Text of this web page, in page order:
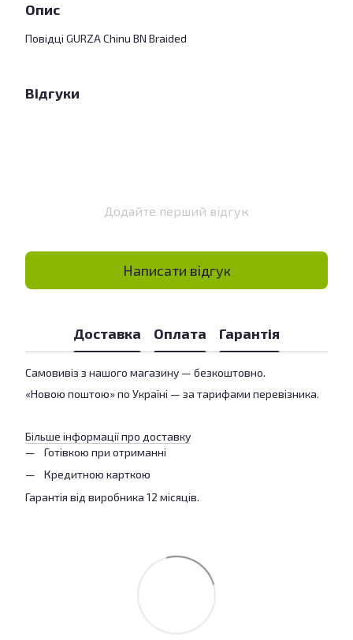
Опис
Повідці GURZA Chinu BN Braided
Відгуки
Додайте перший відгук
Написати відгук
Доставка Оплата Гарантія
Самовивіз з нашого магазину — безкоштовно.
«Новою поштою» по Україні — за тарифами перевізника.
Більше інформації про доставку
Готівкою при отриманні
Кредитною карткою
Гарантія від виробника 12 місяців.